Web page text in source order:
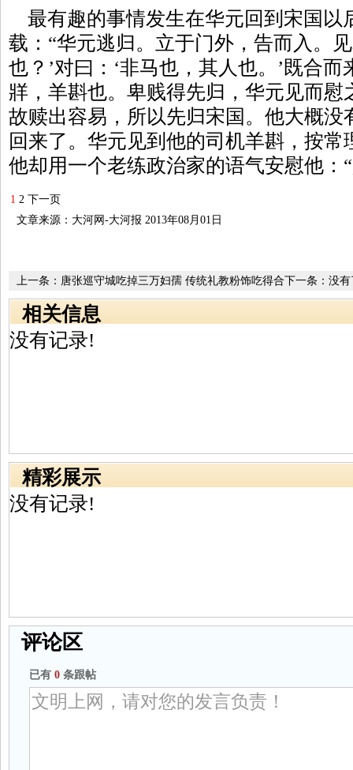
最有趣的事情发生在华元回到宋国以
载：“华元逃归。立于门外，告而入。
也？’对曰：‘非马也，其人也。’既合
牂，羊斟也。卑贱得先归，华元见而慰
故赎出容易，所以先归宋国。他大概没
回来了。华元见到他的司机羊斟，按
他却用一个老练政治家的语气安慰他：
1 2 下一页
文章来源：大河网-大河报 2013年08月01日
下一条：没有
上一条： 唐张巡守城吃掉三万妇孺 传统礼教粉饰吃得合
理
相关信息
没有记录!
精彩展示
没有记录!
评论区
已有 0 条跟帖